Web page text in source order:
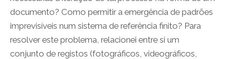
documento? Como permitir a emergência de padrões
imprevisíveis num sistema de referência finito? Para
resolver este problema, relacionei entre si um
conjunto de registos (fotográficos, videográficos,